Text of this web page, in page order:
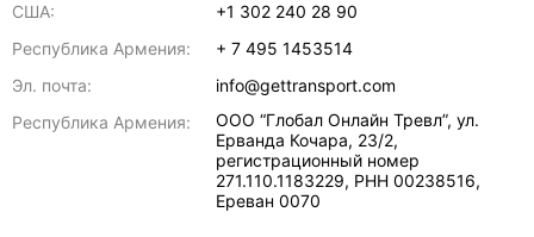
США:
+1 302 240 28 90
Республика Армения:
+ 7 495 1453514
Эл. почта:
info@gettransport.com
Республика Армения:
ООО “Глобал Онлайн Тревл”, ул.
Ерванда Кочара, 23/2,
регистрационный номер
271.110.1183229, РНН 00238516,
Ереван 0070